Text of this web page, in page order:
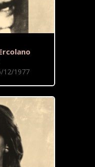
12/1977